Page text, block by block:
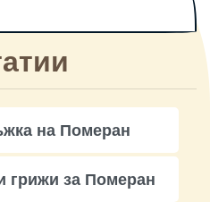
на Померан
грижи за Померан